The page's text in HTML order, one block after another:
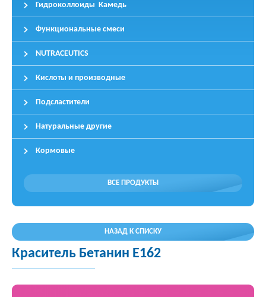
Гидроколлоиды Камедь
Функциональные смеси
NUTRACEUTICS
Кислоты и производные
Подсластители
Натуральные другие
Кормовые
ВСЕ ПРОДУКТЫ
НАЗАД К СПИСКУ
Краситель Бетанин E162